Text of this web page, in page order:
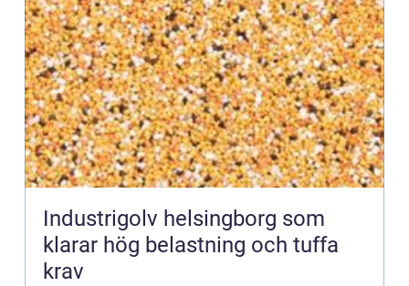
Industrigolv helsingborg som
klarar hög belastning och tuffa
krav